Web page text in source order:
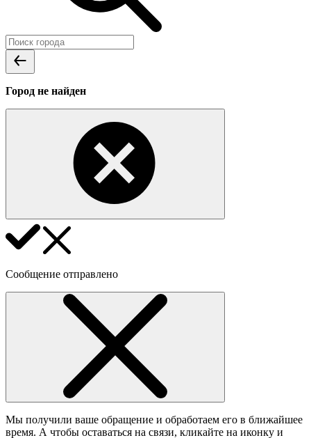
Город не найден
Сообщение отправлено
Мы получили ваше обращение и обработаем его в ближайшее
время. А чтобы оставаться на связи, кликайте на иконку и